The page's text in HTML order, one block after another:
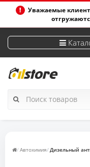
Уважаемые
Автохимия Дизельный